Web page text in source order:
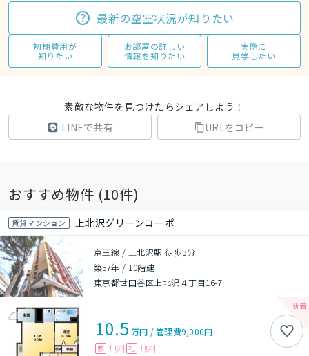
最新の空室状況が知りたい
初期費用が
知りたい
お部屋の詳しい
情報を知りたい
実際に
見学したい
素敵な物件を見つけたらシェアしよう！
LINEで共有
URLをコピー
おすすめ物件 (10件)
賃貸マンション 上北沢グリーンコーポ
京王線 / 上北沢駅 徒歩3分
築57年 / 10階建
東京都世田谷区上北沢４丁目16-7
10.5 万円 /管理費9,000円
敷 無料 礼 無料